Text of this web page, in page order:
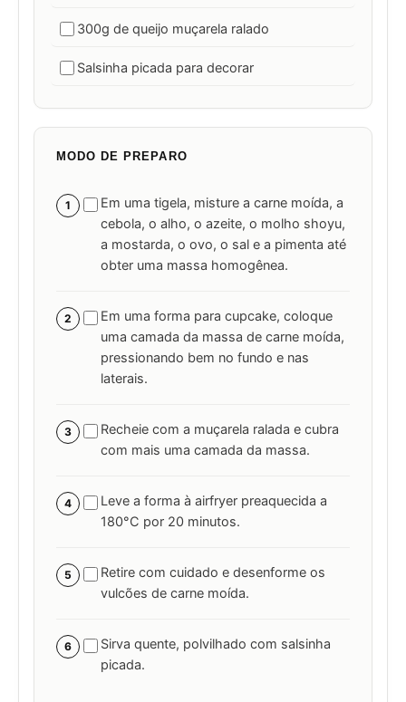
300g de queijo muçarela ralado
Salsinha picada para decorar
MODO DE PREPARO
1
Em uma tigela, misture a carne moída, a
cebola, o alho, o azeite, o molho shoyu,
a mostarda, o ovo, o sal e a pimenta até
obter uma massa homogênea.
2
Em uma forma para cupcake, coloque
uma camada da massa de carne moída,
pressionando bem no fundo e nas
laterais.
3
Recheie com a muçarela ralada e cubra
com mais uma camada da massa.
4
Leve a forma à airfryer preaquecida a
180°C por 20 minutos.
5
Retire com cuidado e desenforme os
vulcões de carne moída.
6
Sirva quente, polvilhado com salsinha
picada.